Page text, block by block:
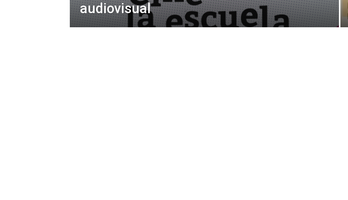
audiovisual